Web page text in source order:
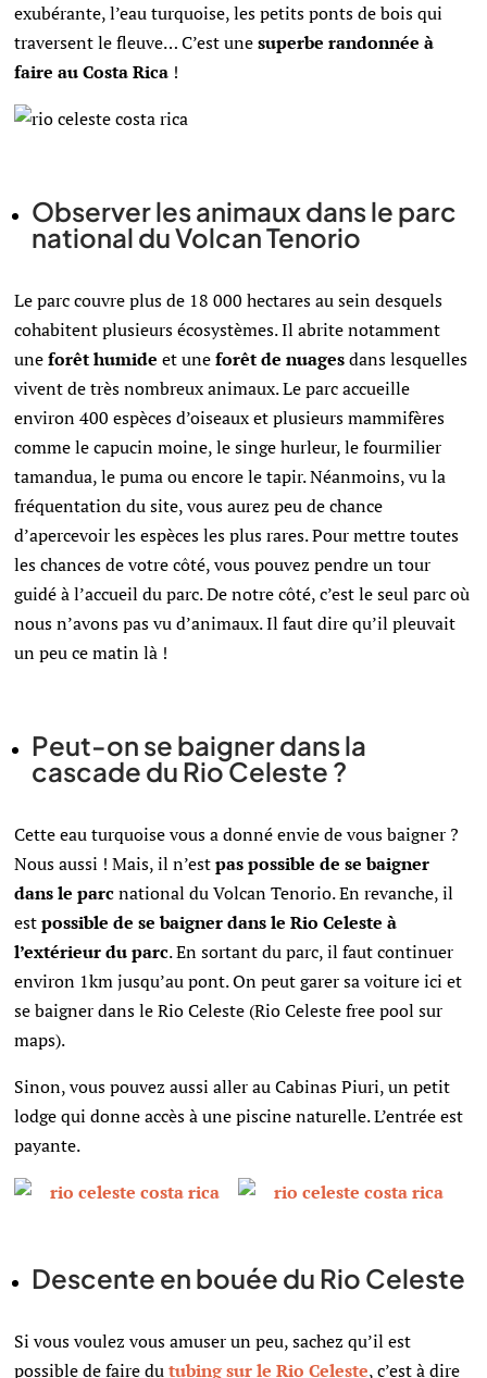
exubérante, l’eau turquoise, les petits ponts de bois qui
traversent le fleuve… C’est unesuperbe randonnée à
faire au Costa Rica !
Observer les animaux dans le parc
national du Volcan Tenorio
Le parc couvre plus de 18 000 hectares au sein desquels
cohabitent plusieurs écosystèmes. Il abrite notamment
uneforêt humide et uneforêt de nuagesdans lesquelles
vivent de très nombreux animaux. Le parc accueille
environ 400 espèces d’oiseaux et plusieurs mammifères
comme le capucin moine, le singe hurleur, le fourmilier
tamandua, le puma ou encore le tapir. Néanmoins, vu la
fréquentation du site, vous aurez peu de chance
d’apercevoir les espèces les plus rares. Pour mettre toutes
les chances de votre côté, vous pouvez pendre un tour
guidé à l’accueil du parc. De notre côté, c’est le seul parc où
nous n’avons pas vu d’animaux. Il faut dire qu’il pleuvait
un peu ce matin là !
Peut-on se baigner dans la
cascade du Rio Celeste ?
Cette eau turquoise vous a donné envie de vous baigner ?
Nous aussi ! Mais, il n’estpas possible de se baigner
dans le parcnational du Volcan Tenorio. En revanche, il
estpossible de se baigner dans le Rio Celeste à
l’extérieur du parc. En sortant du parc, il faut continuer
environ 1km jusqu’au pont. On peut garer sa voiture ici et
se baigner dans le Rio Celeste (Rio Celeste free pool sur
maps).
Sinon, vous pouvez aussi aller au Cabinas Piuri, un petit
lodge qui donne accès à une piscine naturelle. L’entrée est
payante.
Descente en bouée du Rio Celeste
Si vous voulez vous amuser un peu, sachez qu’il est
possible de faire dutubing sur le Rio Celeste, c’est à dire